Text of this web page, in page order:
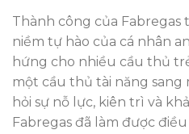
Thành công của Fabregas
niềm tự hào của cá nhân
hứng cho nhiều cầu thủ
một cầu thủ tài năng sang
hỏi sự nỗ lực, kiên trì và
Fabregas đã làm được